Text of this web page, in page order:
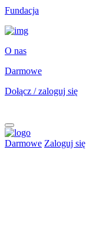
Fundacja
O nas
Darmowe
Dołącz / zaloguj się
Darmowe Zaloguj się